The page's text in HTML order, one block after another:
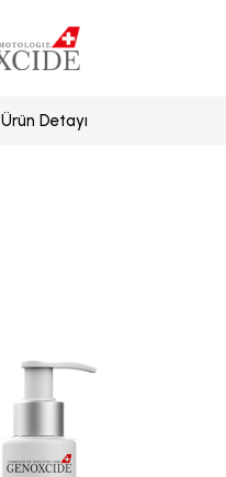
Ürün Detayı